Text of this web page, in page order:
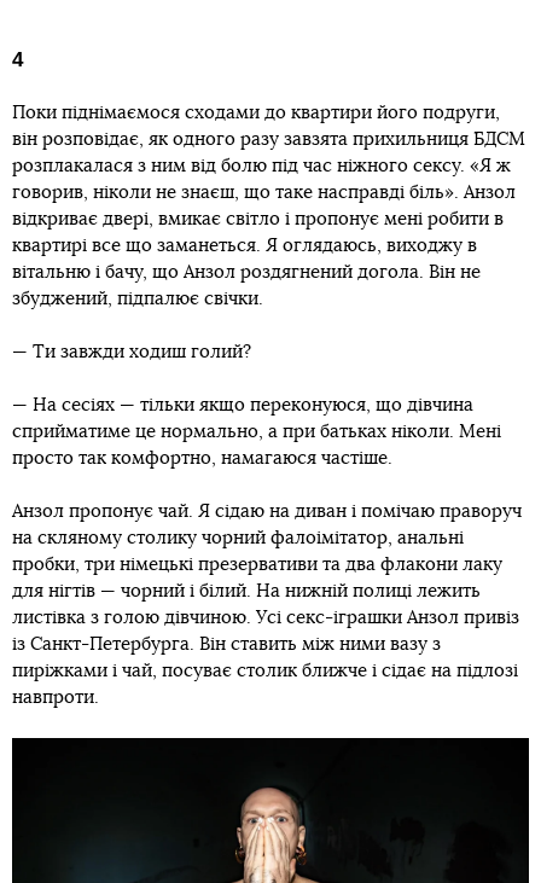
4
Поки піднімаємося сходами до квартири його подруги,
він розповідає, як одного разу завзята прихильниця БДСМ
розплакалася з ним від болю під час ніжного сексу. «Я ж
говорив, ніколи не знаєш, що таке насправді біль». Анзол
відкриває двері, вмикає світло і пропонує мені робити в
квартирі все що заманеться. Я оглядаюсь, виходжу в
вітальню і бачу, що Анзол роздягнений догола. Він не
збуджений, підпалює свічки.
— Ти завжди ходиш голий?
— На сесіях — тільки якщо переконуюся, що дівчина
сприйматиме це нормально, а при батьках ніколи. Мені
просто так комфортно, намагаюся частіше.
Анзол пропонує чай. Я сідаю на диван і помічаю праворуч
на скляному столику чорний фалоімітатор, анальні
пробки, три німецькі презервативи та два флакони лаку
для нігтів — чорний і білий. На нижній полиці лежить
листівка з голою дівчиною. Усі секс-іграшки Анзол привіз
із Санкт-Петербурга. Він ставить між ними вазу з
пиріжками і чай, посуває столик ближче і сідає на підлозі
навпроти.